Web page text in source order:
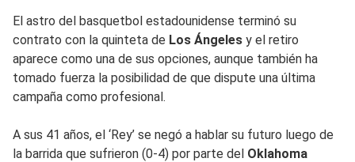
El astro del basquetbol estadounidense terminó su
contrato con la quinteta de Los Ángeles y el retiro
aparece como una de sus opciones, aunque también ha
tomado fuerza la posibilidad de que dispute una última
campaña como profesional.
A sus 41 años, el ‘Rey’ se negó a hablar su futuro luego de
la barrida que sufrieron (0-4) por parte del Oklahoma